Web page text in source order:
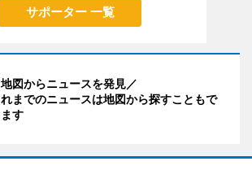
サポーター 一覧
図からニュースを発見／
までのニュースは地図から探すこともで
す